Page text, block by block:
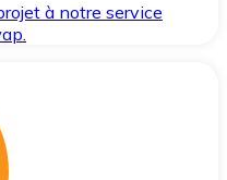
à notre service